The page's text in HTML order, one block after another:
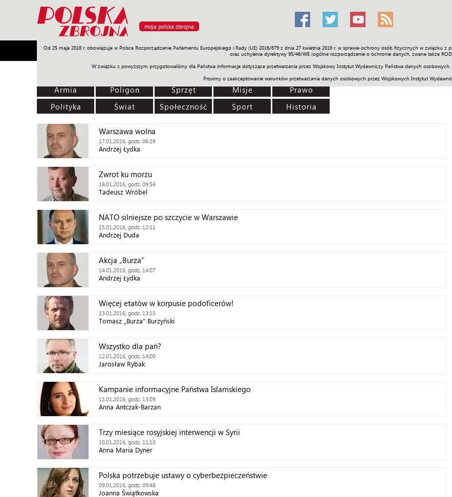
moja polska zbrojna
Od 25 maja 2018 r. obowiązuje w Polsce Rozporządzenie Parlamentu Europejskiego i Rady (UE) 2016/679 z dnia 27 kwietnia 2016 r. w sprawie ochrony osób fizycznych w związku
oraz uchylenia dyrektywy 95/46/WE (ogólne rozporządzenie o ochronie danych, zwane także
W związku z powyższym przygotowaliśmy dla Państwa informacje dotyczące przetwarzania przez Wojskowy Instytut Wydawniczy Państwa danych
Prosimy o zaakceptowanie warunków przetwarzania danych osobowych przez Wojskowych Instytut
Armia Poligon Sprzęt Misje Polityka Prawo Świat Społeczność Sport Historia Galerie Wideo
Armia Poligon Sprzęt Misje
Prawo
Polityka
Świat Społeczność Sport Historia
Warszawa wolna
17.01.2016, godz. 06:28
Andrzej Łydka
Zwrot ku morzu
16.01.2016, godz. 09:54
Tadeusz Wróbel
NATO silniejsze po szczycie w Warszawie
15.01.2016, godz. 12:11
Andrzej Duda
Akcja „Burza”
14.01.2016, godz. 14:07
Andrzej Łydka
Więcej etatów w korpusie podoficerów!
13.01.2016, godz. 13:15
Tomasz „Burza” Burzyński
Wszystko dla pań?
12.01.2016, godz. 14:00
Jarosław Rybak
Kampanie informacyjne Państwa Islamskiego
11.01.2016, godz. 13:09
Anna Antczak-Barzan
Trzy miesiące rosyjskiej interwencji w Syrii
10.01.2016, godz. 11:10
Anna Maria Dyner
Polska potrzebuje ustawy o cyberbezpieczeństwie
09.01.2016, godz. 09:48
Joanna Świątkowska